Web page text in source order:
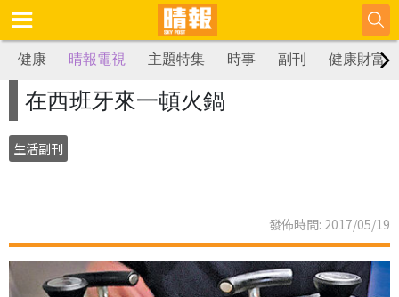
健康 晴報電視 主題特集 時事 副刊 健康財富
在西班牙來一頓火鍋
生活副刊
發佈時間: 2017/05/19